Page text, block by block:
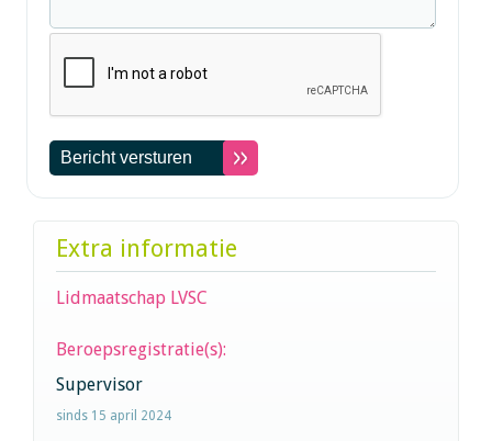
Extra informatie
Lidmaatschap LVSC
Beroepsregistratie(s):
Supervisor
sinds 15 april 2024